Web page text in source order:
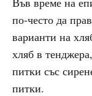
по-често да
варианти на
хляб в
питки със
питки.